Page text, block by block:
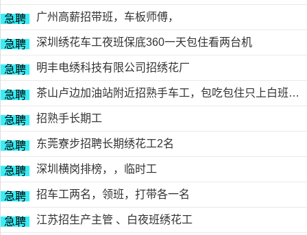
急聘 广州高薪招带班，车板师傅，
急聘 深圳绣花车工夜班保底360一天包住看两台机
急聘 明丰电绣科技有限公司招绣花厂
急聘 茶山卢边加油站附近招熟手车工，包吃包住只上白班，工资面议有的请电德胜13546915117
急聘 招熟手长期工
急聘 东莞寮步招聘长期绣花工2名
急聘 深圳横岗排榜，，临时工
急聘 招车工两名，领班，打带各一名
急聘 江苏招生产主管 、白夜班绣花工